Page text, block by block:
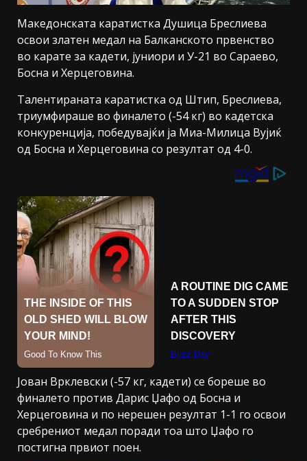
Македонската каратистка Душица Бреслиева
освои златен медал на Балканското првенство
во карате за кадети, јуниори и У-21 во Сараево,
Босна и Херцеговина.
Талентираната каратистка од Штип, Бреслиева,
триумфираше во финалето (-54 кг) во кадетска
конкуренција, победувајќи ја Миа-Милица Вујиќ
од Босна и Херцеговина со резултат од 4-0.
Јован Врклевски (-57 кг, кадети) се бореше во
финалето против Дарис Џафо од Босна и
Херцеговина и по нерешен резултат 1-1 го освои
сребрениот медал поради тоа што Џафо го
постигна првиот поен.